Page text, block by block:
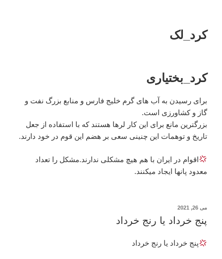
کرد_لک
کرد_بختیاری
برای رسیدن به آب های گرم خلیج فارس و منابع بزرگ نفت و
گاز و کشاورزی است.
بزرگترین مانع برای این کار لرها هستند که با استفاده از جعل
تاریخ و توهمات این چنینی سعی بر هضم این قوم در خود دارند.
اقوام در ایران با هم هیچ مشکلی ندارند.مشکل را تعداد
معدود پانها ایجاد میکنند.
نوشته‌شده
می 26, 2021
پنج خرداد یا رنج خرداد
پنج خرداد یا رنج خرداد